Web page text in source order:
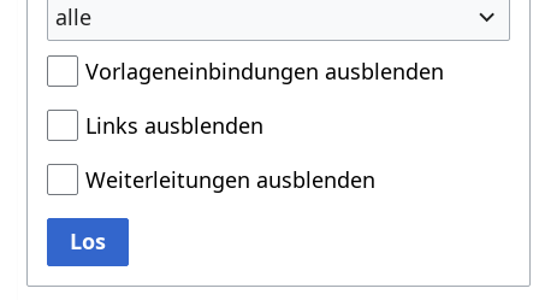
alle
Vorlageneinbindungen ausblenden
Links ausblenden
Weiterleitungen ausblenden
Los